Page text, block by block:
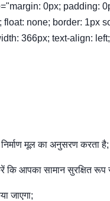
0px; padding:
float: none; border: 1px
366px; text-align:
मूल का अनुसरण करता है;
कि आपका सामान सुरक्षित रूप
जाएगा;